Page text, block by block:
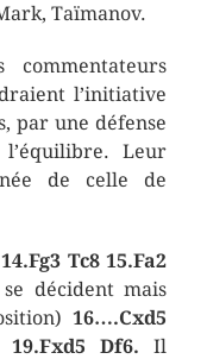
Taïmanov.
l’initiative
par une défense
Leur
de celle de
Tc8 15.Fa2
décident mais
16….Cxd5
19.Fxd5 Df6.Il